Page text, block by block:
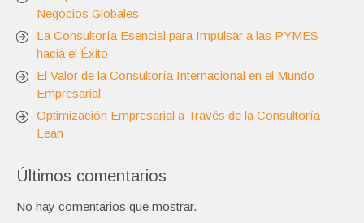
Negocios Globales
La Consultoría Esencial para Impulsar a las PYMES
hacia el Éxito
El Valor de la Consultoría Internacional en el Mundo
Empresarial
Optimización Empresarial a Través de la Consultoría
Lean
Últimos comentarios
No hay comentarios que mostrar.